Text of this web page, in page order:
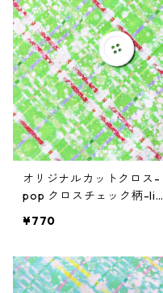
オリジナルカットクロス-
pop クロスチェック柄-lig
¥770